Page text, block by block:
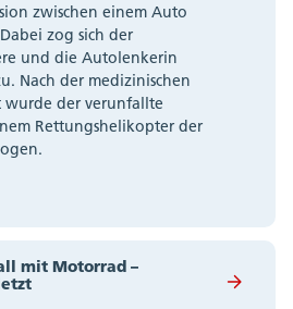
zwischen einem Auto
zog sich der
und die Autolenkerin
Nach der medizinischen
wurde der verunfallte
Rettungshelikopter der
mit Motorrad –